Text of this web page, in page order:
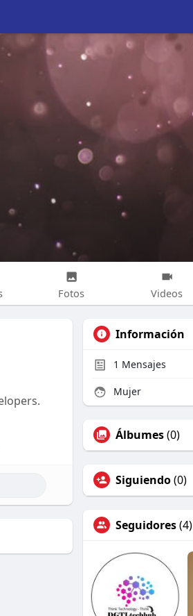
Fotos Videos
Información
1 Mensajes
Mujer
Álbumes(0)
Siguiendo(0)
Seguidores(4)